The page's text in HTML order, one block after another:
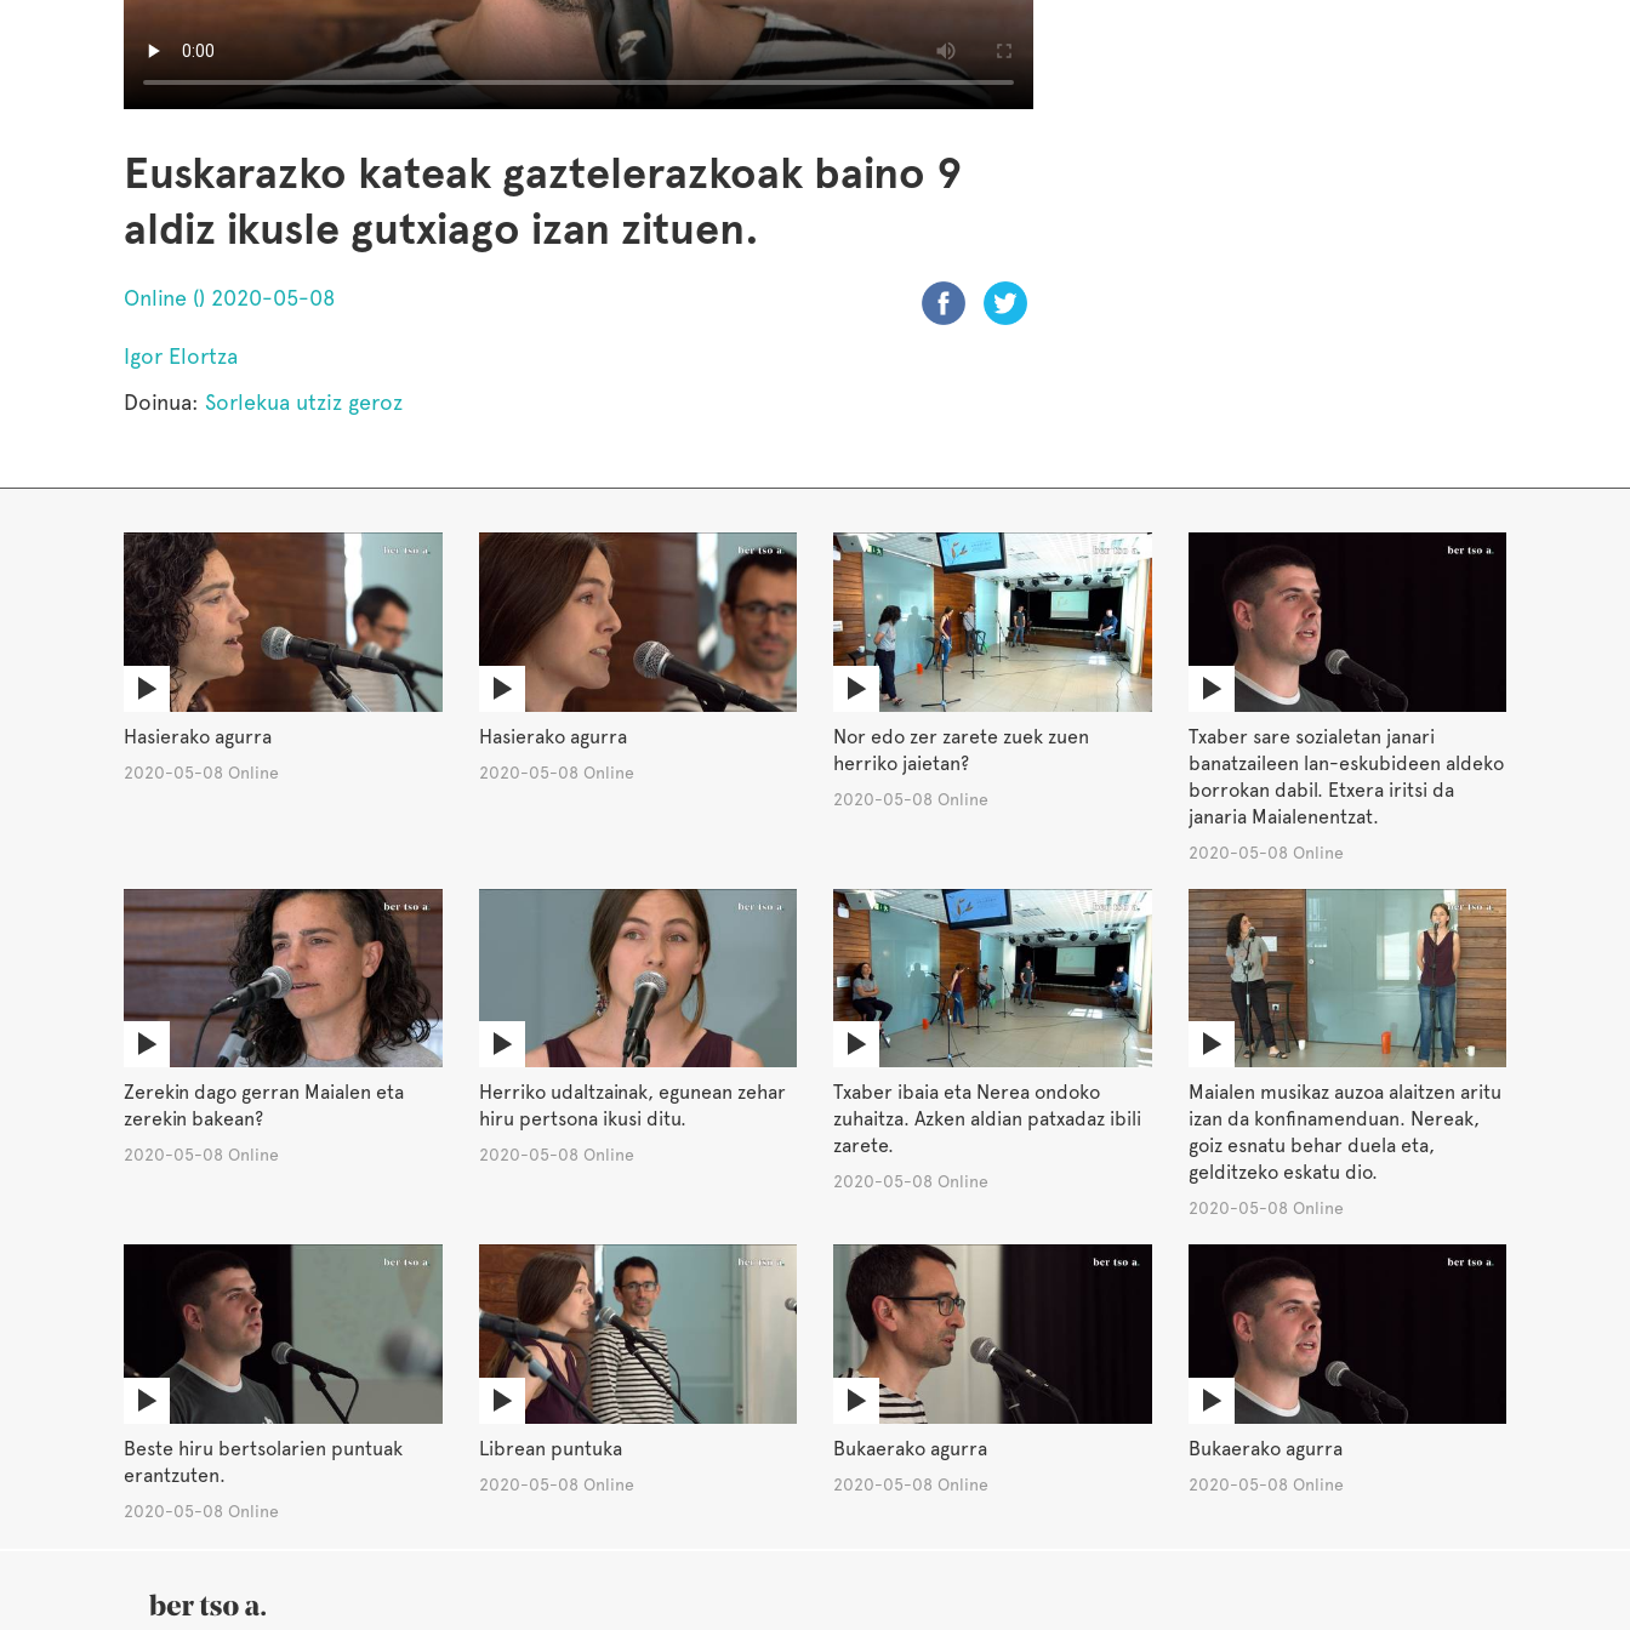
Euskarazko kateak gaztelerazkoak baino 9
aldiz ikusle gutxiago izan zituen.
Online () 2020-05-08
Igor Elortza
Doinua: Sorlekua utziz geroz
Hasierako agurra
2020-05-08 Online
Hasierako agurra
2020-05-08 Online
Nor edo zer zarete zuek zuen
herriko jaietan?
2020-05-08 Online
Txaber sare sozialetan janari
banatzaileen lan-eskubideen aldeko
borrokan dabil. Etxera iritsi da
janaria Maialenentzat.
2020-05-08 Online
Zerekin dago gerran Maialen eta
zerekin bakean?
2020-05-08 Online
Herriko udaltzainak, egunean zehar
hiru pertsona ikusi ditu.
2020-05-08 Online
Txaber ibaia eta Nerea ondoko
zuhaitza. Azken aldian patxadaz ibili
zarete.
2020-05-08 Online
Maialen musikaz auzoa alaitzen aritu
izan da konfinamenduan. Nereak,
goiz esnatu behar duela eta,
gelditzeko eskatu dio.
2020-05-08 Online
Beste hiru bertsolarien puntuak
erantzuten.
2020-05-08 Online
Librean puntuka
2020-05-08 Online
Bukaerako agurra
2020-05-08 Online
Bukaerako agurra
2020-05-08 Online